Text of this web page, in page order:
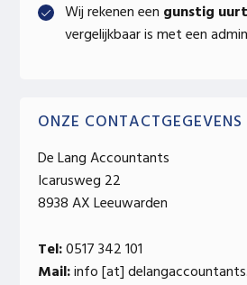
Wij rekenen een gunstig
vergelijkbaar is met een
ONZE CONTACTGEGEVENS
De Lang Accountants
Icarusweg 22
8938 AX Leeuwarden
Tel:0517 342 101
Mail:info [at]